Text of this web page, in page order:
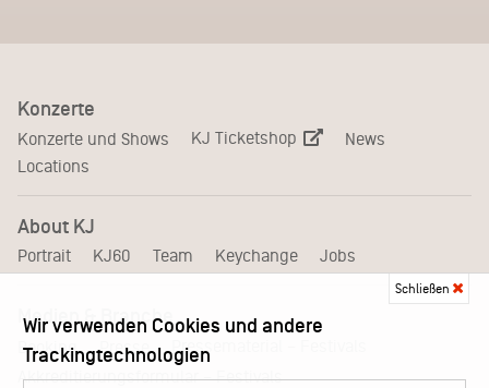
Konzerte
Konzerte und Shows KJ Ticketshop
News
Locations
About KJ
Portrait KJ60 Team Keychange Jobs
Medien & Branche
Booking Presse
Pressematerial – Festivals
Akkreditierungsformular – Festivals
Schließen
Wir verwenden Cookies und andere
Trackingtechnologien